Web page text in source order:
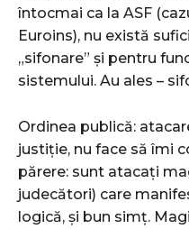
întocmai ca la ASF
Euroins), nu există
„sifonare” și pentru
sistemului. Au ales –
Ordinea publică:
justiție, nu face să îmi
părere: sunt atacați
judecători) care
logică, și bun simț.